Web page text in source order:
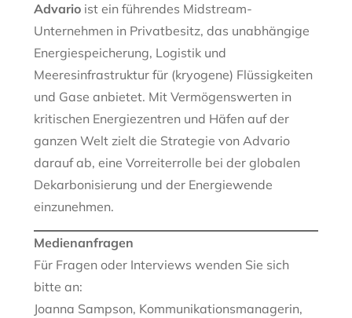
Advarioist ein führendes Midstream-
Unternehmen in Privatbesitz, das unabhängige
Energiespeicherung, Logistik und
Meeresinfrastruktur für (kryogene) Flüssigkeiten
und Gase anbietet. Mit Vermögenswerten in
kritischen Energiezentren und Häfen auf der
ganzen Welt zielt die Strategie von Advario
darauf ab, eine Vorreiterrolle bei der globalen
Dekarbonisierung und der Energiewende
einzunehmen.
Medienanfragen
Für Fragen oder Interviews wenden Sie sich
bitte an:
Joanna Sampson, Kommunikationsmanagerin,